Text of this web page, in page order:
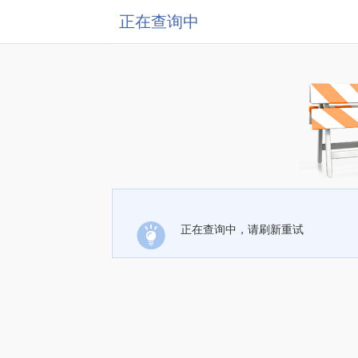
正在查询中
正在查询中，请刷新重试